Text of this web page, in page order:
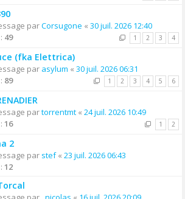
parCorsugone « 30 juil. 2026 12:40
49 1 2 3 4
(fka Elettrica)
par asylum « 30 juil. 2026 06:31
89 1 2 3 4 5 6
partorrentmt « 24 juil. 2026 10:49
16 1 2
2
par stef« 23 juil. 2026 06:43
12